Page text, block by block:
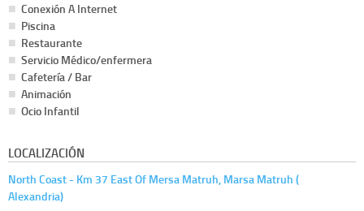
Conexión A Internet
Piscina
Restaurante
Servicio Médico/enfermera
Cafetería / Bar
Animación
Ocio Infantil
LOCALIZACIÓN
North Coast - Km 37 East Of Mersa Matruh, Marsa Matruh (
Alexandria)